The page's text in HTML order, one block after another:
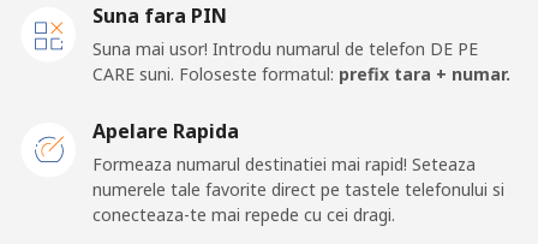
Suna fara PIN
Suna mai usor! Introdu numarul de telefon DE PE
CARE suni. Foloseste formatul: prefix tara + numar.
Apelare Rapida
Formeaza numarul destinatiei mai rapid! Seteaza
numerele tale favorite direct pe tastele telefonului si
conecteaza-te mai repede cu cei dragi.